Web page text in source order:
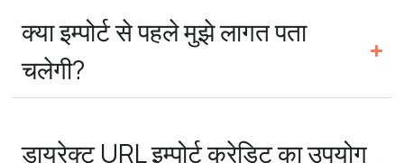
क्या इम्पोर्ट से पहले मुझे लागत पता
चलेगी?
डायरेक्ट URL इम्पोर्ट क्रेडिट का उपयोग